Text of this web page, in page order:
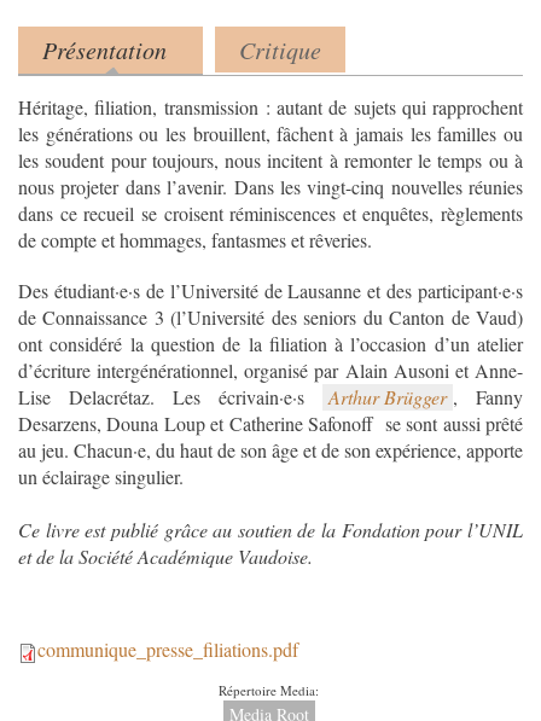
Product tabs
Présentation
(onglet actif)
Critique
Héritage, filiation, transmission : autant de sujets qui rapprochent
les générations ou les brouillent, fâchent à jamais les familles ou
les soudent pour toujours, nous incitent à remonter le temps ou à
nous projeter dans l’avenir. Dans les vingt-cinq nouvelles réunies
dans ce recueil se croisent réminiscences et enquêtes, règlements
de compte et hommages, fantasmes et rêveries.
Des étudiant·e·s de l’Université de Lausanne et des participant·e·s
de Connaissance 3 (l’Université des seniors du Canton de Vaud)
ont considéré la question de la filiation à l’occasion d’un atelier
d’écriture intergénérationnel, organisé par Alain Ausoni et Anne-
Lise Delacrétaz. Les écrivain·e·s
Arthur Brügger , Fanny
Desarzens, Douna Loup et Catherine Safonoff se sont aussi prêté
au jeu. Chacun·e, du haut de son âge et de son expérience, apporte
un éclairage singulier.
Ce livre est publié grâce au soutien de la Fondation pour l’UNIL
et de la Société Académique Vaudoise.
communique_presse_filiations.pdf
Répertoire Media:
Media Root